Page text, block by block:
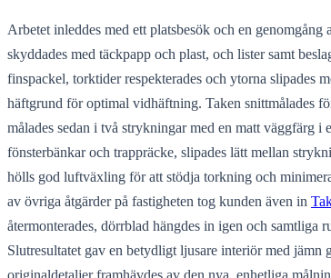
Arbetet inleddes med ett platsbesök och en
skyddades med täckpapp och plast, och lister samt
finspackel, torktider respekterades och ytorna slipades
häftgrund för optimal vidhäftning. Taken snittmålades
målades sedan i två strykningar med en matt väggfärg
fönsterbänkar och trappräcke, slipades lätt mellan
hölls god luftväxling för att stödja torkning och
av övriga åtgärder på fastigheten tog kunden även in
återmonterades, dörrblad hängdes in igen och
Slutresultatet gav en betydligt ljusare interiör med